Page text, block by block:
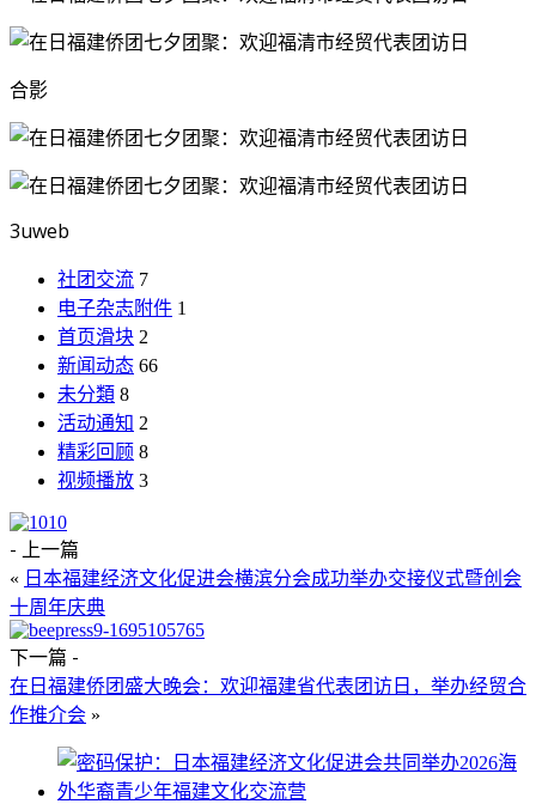
合影
3uweb
社团交流 7
电子杂志附件 1
首页滑块 2
新闻动态 66
未分類 8
活动通知 2
精彩回顾 8
视频播放 3
- 上一篇
« 日本福建经济文化促进会横滨分会成功举办交接仪式暨创会
十周年庆典
下一篇 -
在日福建侨团盛大晚会：欢迎福建省代表团访日，举办经贸合
作推介会 »